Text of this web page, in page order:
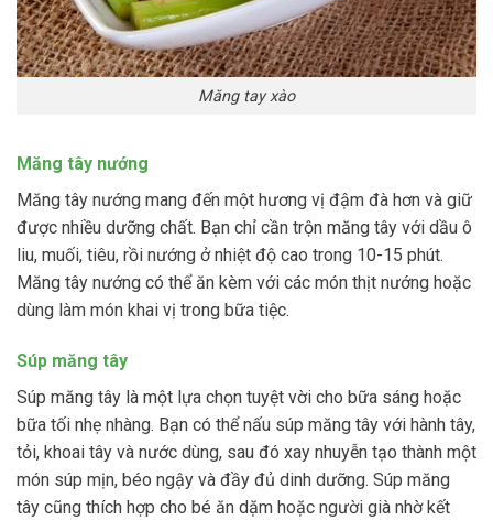
Măng tay xào
Măng tây nướng
Măng tây nướng mang đến một hương vị đậm đà hơn và giữ
được nhiều dưỡng chất. Bạn chỉ cần trộn măng tây với dầu ô
liu, muối, tiêu, rồi nướng ở nhiệt độ cao trong 10-15 phút.
Măng tây nướng có thể ăn kèm với các món thịt nướng hoặc
dùng làm món khai vị trong bữa tiệc.
Súp măng tây
Súp măng tây là một lựa chọn tuyệt vời cho bữa sáng hoặc
bữa tối nhẹ nhàng. Bạn có thể nấu súp măng tây với hành tây,
tỏi, khoai tây và nước dùng, sau đó xay nhuyễn tạo thành một
món súp mịn, béo ngậy và đầy đủ dinh dưỡng. Súp măng
tây cũng thích hợp cho bé ăn dặm hoặc người già nhờ kết